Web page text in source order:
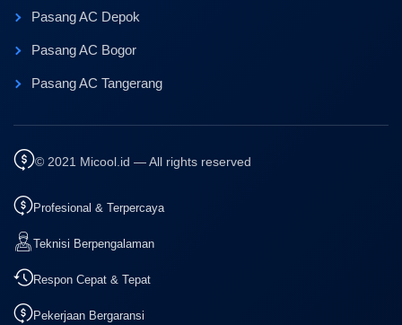
Pasang AC Depok
Pasang AC Bogor
Pasang AC Tangerang
© 2021 Micool.id — All rights reserved
Profesional & Terpercaya
Teknisi Berpengalaman
Respon Cepat & Tepat
Pekerjaan Bergaransi